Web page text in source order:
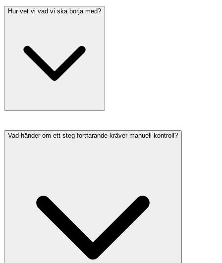
Hur vet vi vad vi ska börja med?
Vad händer om ett steg fortfarande kräver manuell kontroll?